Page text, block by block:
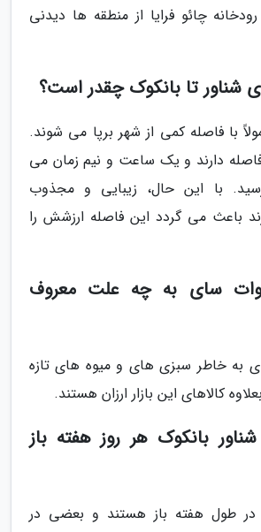
چائو فرایا از منطقه ها دیدنی
با فاصله کمی از شهر برپا می شوند.
فاصله دارند و یک ساعت و نیم زمان می
با این حال، زیبایی و مجذوب
باعث می گردد این فاصله ارزشش را
وات سای به چه علت معروف
به خاطر سبزی های و میوه های تازه
کالاهای این بازار ارزان هستند.
شناور بانکوک هر روز هفته باز
در طول هفته باز هستند و بعضی در